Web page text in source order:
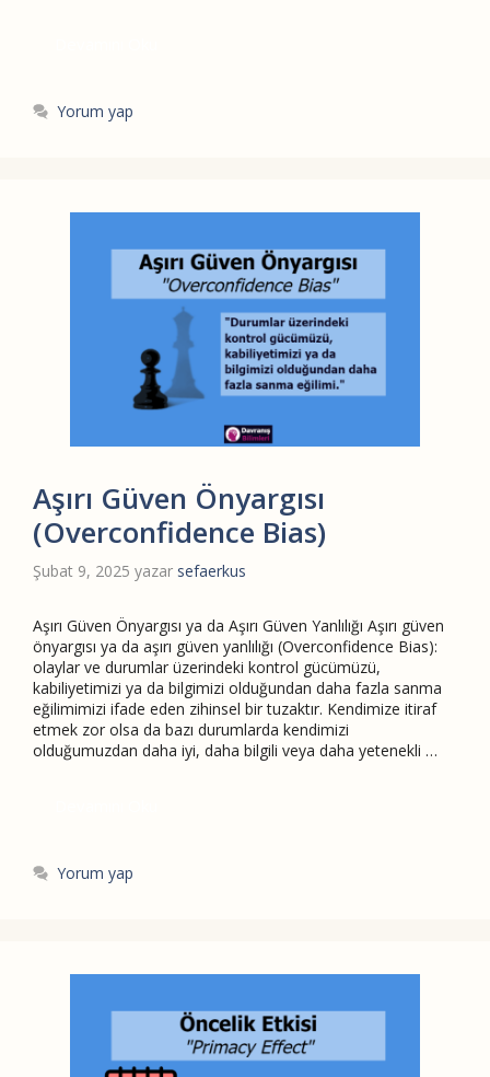
Yorum yap
Aşırı Güven Önyargısı
(Overconfidence Bias)
Şubat 9, 2025 yazar sefaerkus
Aşırı Güven Önyargısı ya da Aşırı Güven Yanlılığı Aşırı güven
önyargısı ya da aşırı güven yanlılığı (Overconfidence Bias):
olaylar ve durumlar üzerindeki kontrol gücümüzü,
kabiliyetimizi ya da bilgimizi olduğundan daha fazla sanma
eğilimimizi ifade eden zihinsel bir tuzaktır. Kendimize itiraf
etmek zor olsa da bazı durumlarda kendimizi
olduğumuzdan daha iyi, daha bilgili veya daha yetenekli …
Yorum yap